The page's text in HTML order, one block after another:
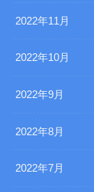
2022年11月
2022年10月
2022年9月
2022年8月
2022年7月